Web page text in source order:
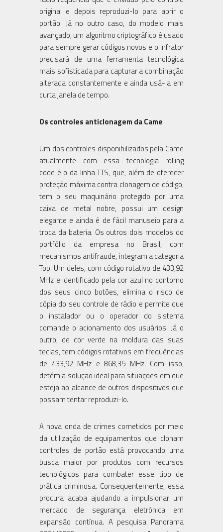
original e depois reproduzi-lo para abrir o
portão. Já no outro caso, do modelo mais
avançado, um algoritmo criptográfico é usado
para sempre gerar códigos novos e o infrator
precisará de uma ferramenta tecnológica
mais sofisticada para capturar a combinação
alterada constantemente e ainda usá-la em
curta janela de tempo.
Os controles anticlonagem da Came
Um dos controles disponibilizados pela Came
atualmente com essa tecnologia rolling
code é o da linha TTS, que, além de oferecer
proteção máxima contra clonagem de código,
tem o seu maquinário protegido por uma
caixa de metal nobre, possui um design
elegante e ainda é de fácil manuseio para a
troca da bateria. Os outros dois modelos do
portfólio da empresa no Brasil, com
mecanismos antifraude, integram a categoria
Top. Um deles, com código rotativo de 433,92
MHz e identificado pela cor azul no contorno
dos seus cinco botões, elimina o risco de
cópia do seu controle de rádio e permite que
o instalador ou o operador do sistema
comande o acionamento dos usuários. Já o
outro, de cor verde na moldura das suas
teclas, tem códigos rotativos em frequências
de 433,92 MHz e 868,35 MHz. Com isso,
detém a solução ideal para situações em que
esteja ao alcance de outros dispositivos que
possam tentar reproduzi-lo.
A nova onda de crimes cometidos por meio
da utilização de equipamentos que clonam
controles de portão está provocando uma
busca maior por produtos com recursos
tecnológicos para combater esse tipo de
prática criminosa. Consequentemente, essa
procura acaba ajudando a impulsionar um
mercado de segurança eletrônica em
expansão contínua. A pesquisa Panorama